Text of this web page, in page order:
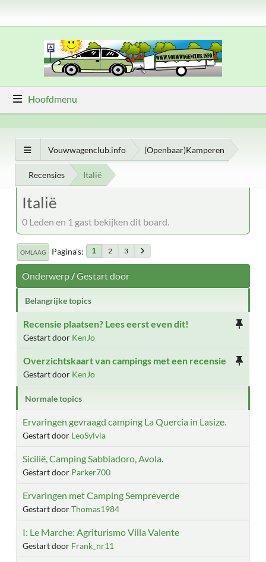
Hoofdmenu
Vouwwagenclub.info (Openbaar)Kamperen
Recensies Italië
Italië
0 Leden en 1 gast bekijken dit board.
OMLAAG Pagina's 1 2 3
Onderwerp/Gestart door
Belangrijke topics
Recensie plaatsen? Lees eerst even dit!
Gestart door KenJo
Overzichtskaart van campings met een recensie
Gestart door KenJo
Normale topics
Ervaringen gevraagd camping La Quercia in Lasize.
Gestart door LeoSylvia
Sicilië, Camping Sabbiadoro, Avola.
Gestart door Parker700
Ervaringen met Camping Sempreverde
Gestart doorThomas1984
I: Le Marche: Agriturismo Villa Valente
Gestart door Frank_nr11